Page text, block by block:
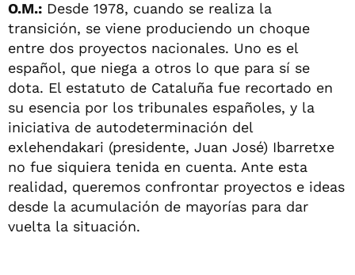
O.M.: Desde 1978, cuando se realiza la
transición, se viene produciendo un choque
entre dos proyectos nacionales. Uno es el
español, que niega a otros lo que para sí se
dota. El estatuto de Cataluña fue recortado en
su esencia por los tribunales españoles, y la
iniciativa de autodeterminación del
exlehendakari (presidente, Juan José) Ibarretxe
no fue siquiera tenida en cuenta. Ante esta
realidad, queremos confrontar proyectos e ideas
desde la acumulación de mayorías para dar
vuelta la situación.